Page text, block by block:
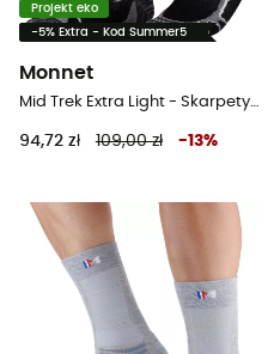
Projekt eko
-5% Extra - Kod Summer5
Monnet
Mid Trek Extra Light - Skarpety trekkingowe
94,72 zł 109,00 zł -13%